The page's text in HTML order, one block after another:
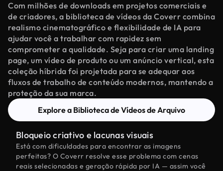
Com milhões de downloads em projetos comerciais e
de criadores, a biblioteca de vídeos da Coverr combina
realismo cinematográfico e flexibilidade de IA para
ajudar você a trabalhar com rapidez sem
comprometer a qualidade. Seja para criar uma landing
page, um vídeo de produto ou um anúncio vertical, esta
coleção híbrida foi projetada para se adequar aos
fluxos de trabalho de conteúdo modernos, mantendo a
proteção da sua marca.
Explore a Biblioteca de Vídeos de Arquivo
Bloqueio criativo e lacunas visuais
Está com dificuldades para encontrar as imagens
perfeitas? O Coverr resolve esse problema com cenas
reais selecionadas e geração rápida por IA — assim você